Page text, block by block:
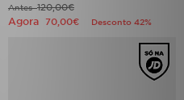
Antes120,00€
Agora 70,00€ Desconto 42%